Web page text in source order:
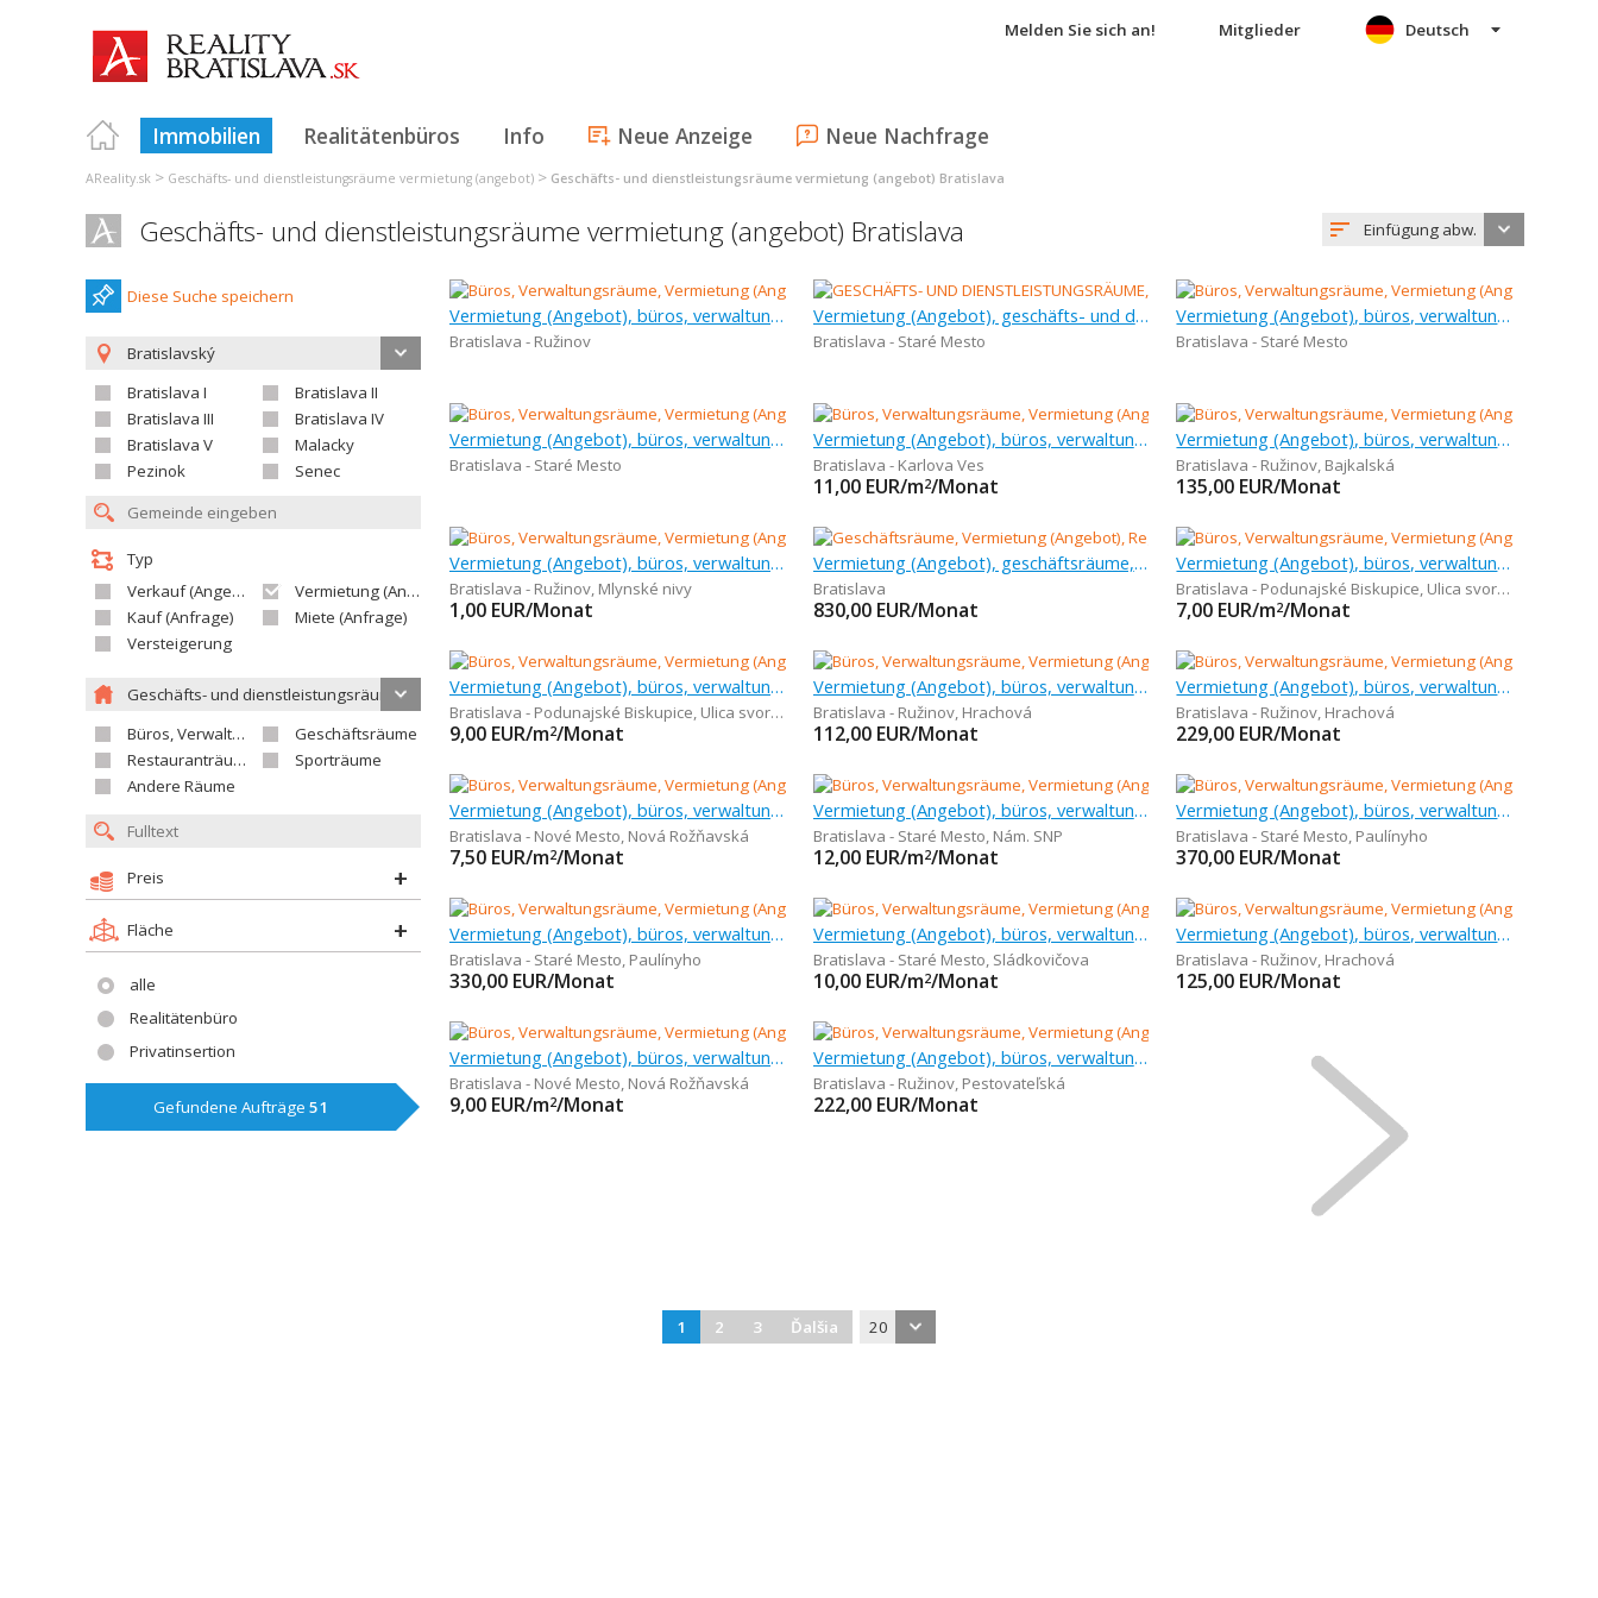
Melden Sie sich an! Mitglieder
Immobilien Realitätenbüros Info Neue Anzeige Neue Nachfrage
Deutsch
AReality.sk > Geschäfts- und dienstleistungsräume vermietung (angebot) > Geschäfts- und dienstleistungsräume vermietung (angebot) Bratislava
Geschäfts- und dienstleistungsräume vermietung (angebot) Bratislava Einfügung abw.
Diese Suche speichern
Bratislavský
Bratislava I
Bratislava II
Bratislava III
Bratislava IV
Bratislava V
Malacky
Pezinok
Senec
Typ
Verkauf (Angebot)
Vermietung (Angebot)
Kauf (Anfrage)
Miete (Anfrage)
Versteigerung
Geschäfts- und dienstleistungsräume
Büros, Verwaltungsräume
Geschäftsräume
Restauranträume
Sporträume
Andere Räume
Preis
Fläche
alle
Realitätenbüro
Privatinsertion
Gefundene Aufträge51
Vermietung (Angebot), büros, verwaltungsräume, 9 300 m
Bratislava - Ružinov
Vermietung (Angebot), geschäfts- und dienstleistungsräume, 196 m
Bratislava - Staré Mesto
Vermietung (Angebot), büros, verwaltungsräume, 142 m
Bratislava - Staré Mesto
Vermietung (Angebot), büros, verwaltungsräume, 200 m
Bratislava - Staré Mesto
Vermietung (Angebot), büros, verwaltungsräume, 150 m
Bratislava - Karlova Ves
11,00 EUR/m2/Monat
Vermietung (Angebot), büros, verwaltungsräume, 1 m
Bratislava - Ružinov, Bajkalská
135,00 EUR/Monat
Vermietung (Angebot), büros, verwaltungsräume, 1 m
Bratislava - Ružinov, Mlynské nivy
1,00 EUR/Monat
Vermietung (Angebot), geschäftsräume, 79 m
Bratislava
830,00 EUR/Monat
Vermietung (Angebot), büros, verwaltungsräume, 21 m
Bratislava - Podunajské Biskupice, Ulica svornosti
7,00 EUR/m2/Monat
Vermietung (Angebot), büros, verwaltungsräume, 32 m
Bratislava - Podunajské Biskupice, Ulica svornosti
9,00 EUR/m2/Monat
Vermietung (Angebot), büros, verwaltungsräume, 13 m
Bratislava - Ružinov, Hrachová
112,00 EUR/Monat
Vermietung (Angebot), büros, verwaltungsräume, 25 m
Bratislava - Ružinov, Hrachová
229,00 EUR/Monat
Vermietung (Angebot), büros, verwaltungsräume, 18 m
Bratislava - Nové Mesto, Nová Rožňavská
7,50 EUR/m2/Monat
Vermietung (Angebot), büros, verwaltungsräume, 50 m
Bratislava - Staré Mesto, Nám. SNP
12,00 EUR/m2/Monat
Vermietung (Angebot), büros, verwaltungsräume, 28 m
Bratislava - Staré Mesto, Paulínyho
370,00 EUR/Monat
Vermietung (Angebot), büros, verwaltungsräume, 22 m
Bratislava - Staré Mesto, Paulínyho
330,00 EUR/Monat
Vermietung (Angebot), büros, verwaltungsräume, 106 m
Bratislava - Staré Mesto, Sládkovičova
10,00 EUR/m2/Monat
Vermietung (Angebot), büros, verwaltungsräume, 13 m
Bratislava - Ružinov, Hrachová
125,00 EUR/Monat
Vermietung (Angebot), büros, verwaltungsräume, 30 m
Bratislava - Nové Mesto, Nová Rožňavská
9,00 EUR/m2/Monat
Vermietung (Angebot), büros, verwaltungsräume, 12 m
Bratislava - Ružinov, Pestovateľská
222,00 EUR/Monat
1 2 3 Ďalšia 20